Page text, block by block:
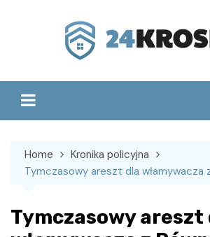
Home
Kronika policyjna
Tymczasowy areszt dla włamywacza
Tymczasowy areszt